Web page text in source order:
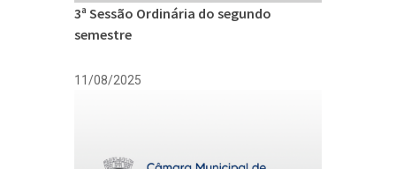
3ª Sessão Ordinária do segundo
semestre
11/08/2025